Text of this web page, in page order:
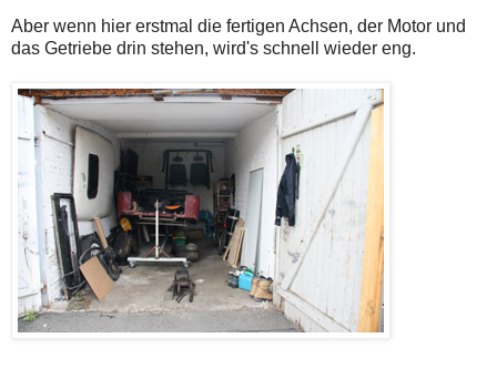
Aber wenn hier erstmal die fertigen Achsen, der Motor und
das Getriebe drin stehen, wird's schnell wieder eng.